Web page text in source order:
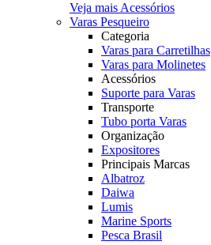
Veja mais Acessórios
Varas Pesqueiro
Categoria
Varas para Carretilhas
Varas para Molinetes
Acessórios
Suporte para Varas
Transporte
Tubo porta Varas
Organização
Expositores
Principais Marcas
Albatroz
Daiwa
Lumis
Marine Sports
Pesca Brasil